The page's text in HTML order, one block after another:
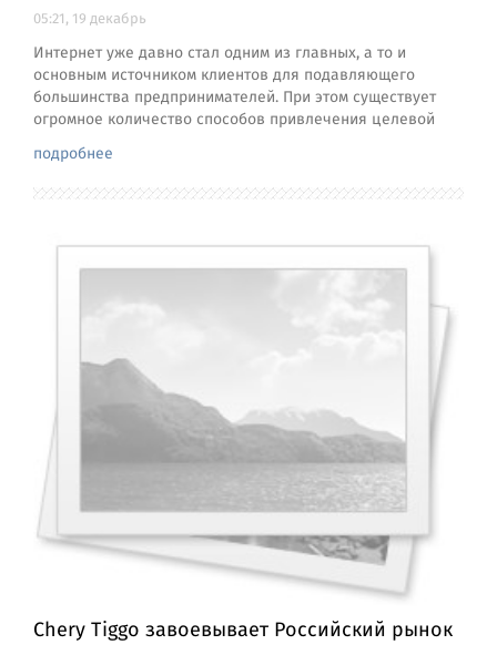
05:21, 19 декабрь
Интернет уже давно стал одним из главных, а то и
основным источником клиентов для подавляющего
большинства предпринимателей. При этом существует
огромное количество способов привлечения целевой
подробнее
Chery Tiggo завоевывает Российский рынок